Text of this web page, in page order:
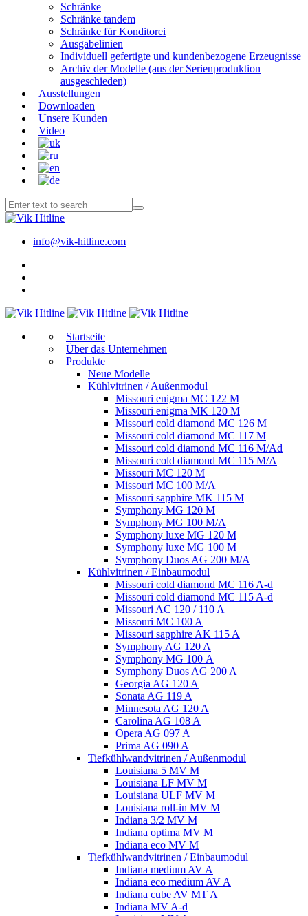
Schränke
Schränke tandem
Schränke für Konditorei
Ausgabelinien
Individuell gefertigte und kundenbezogene Erzeugnisse
Archiv der Modelle (aus der Serienproduktion
ausgeschieden)
Ausstellungen
Downloaden
Unsere Kunden
Video
info@vik-hitline.com
Start­sei­te
Über das Unternehmen
Produkte
Neue Modelle
Kühlvitrinen / Außenmodul
Missouri enigma MC 122 M
Missouri enigma MK 120 M
Missouri cold diamond MC 126 M
Missouri cold diamond MC 117 M
Missouri cold diamond MC 116 M/Ad
Missouri cold diamond MC 115 M/A
Missouri MC 120 M
Missouri MC 100 M/A
Missouri sapphire MK 115 M
Symphony MG 120 M
Symphony MG 100 M/А
Symphony luxe MG 120 M
Symphony luxe MG 100 M
Symphony Duos AG 200 M/A
Kühlvitrinen / Einbaumodul
Missouri cold diamond MC 116 A-d
Missouri cold diamond MC 115 A-d
Missouri AC 120 / 110 A
Missouri MC 100 A
Missouri sapphire AK 115 A
Symphony AG 120 A
Symphony MG 100 А
Symphony Duos AG 200 A
Georgia AG 120 A
Sonata AG 119 A
Minnesota AG 120 A
Carolina AG 108 A
Opera AG 097 A
Prima AG 090 A
Tiefkühlwandvitrinen / Außenmodul
Louisiana 5 MV M
Louisiana LF MV M
Louisiana ULF MV M
Louisiana roll-in MV M
Indiana 3/2 MV M
Indiana optima MV M
Indiana eco MV M
Tiefkühlwandvitrinen / Einbaumodul
Indiana medium AV A
Indiana eco medium AV A
Indiana cube AV MT A
Indiana MV A-d